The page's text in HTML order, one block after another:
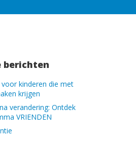
berichten
kinderen die met
krijgen
verandering: Ontdek
VRIENDEN